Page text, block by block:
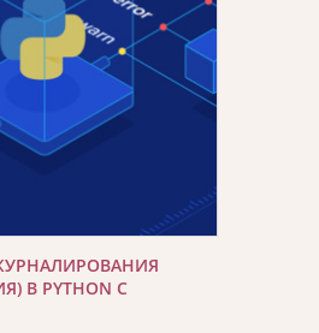
В PYTHON С